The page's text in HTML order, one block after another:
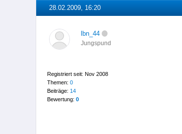
28.02.2009, 16:20
lbn_44
Jungspund
Registriert seit: Nov 2008
Themen: 0
Beiträge: 14
Bewertung: 0